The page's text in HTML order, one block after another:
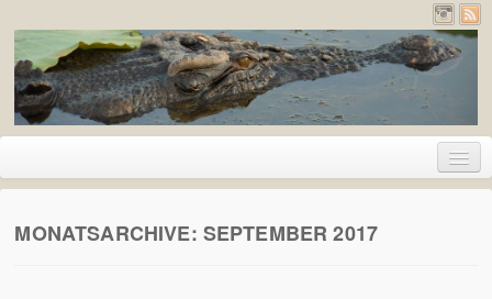
Home
Urlaub
MONATSARCHIVE: SEPTEMBER 2017